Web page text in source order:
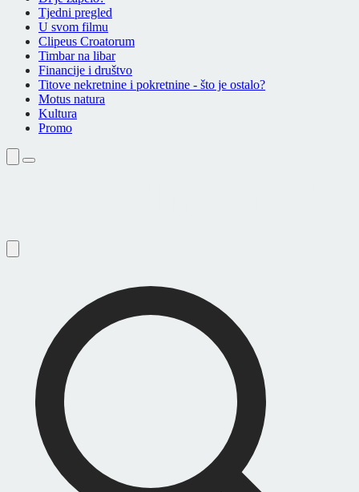
Tjedni pregled
U svom filmu
Clipeus Croatorum
Timbar na libar
Financije i društvo
Titove nekretnine i pokretnine - što je ostalo?
Motus natura
Kultura
Promo